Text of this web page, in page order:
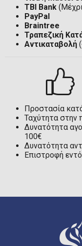
TBI Bank
PayPal
Braintree
Τραπεζική
Αντικαταβολή
Προστασία
Ταχύτητα στην
Δυνατότητα
100€
Δυνατότητα
Επιστροφή